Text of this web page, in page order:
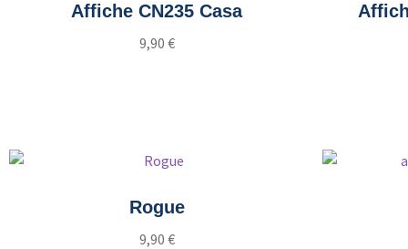
Affiche CN235 Casa
9,90 €
Rogue
9,90 €